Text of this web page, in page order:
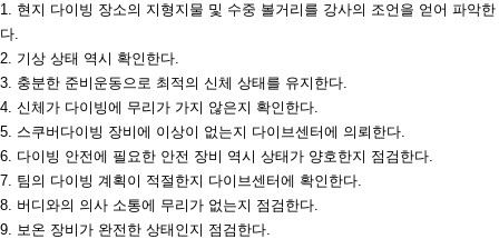
1. 현지 다이빙 장소의 지형지물 및 수중 볼거리를 강사의 조언을 얻어 파악한
다.
2. 기상 상태 역시 확인한다.
3. 충분한 준비운동으로 최적의 신체 상태를 유지한다.
4. 신체가 다이빙에 무리가 가지 않은지 확인한다.
5. 스쿠버다이빙 장비에 이상이 없는지 다이브센터에 의뢰한다.
6. 다이빙 안전에 필요한 안전 장비 역시 상태가 양호한지 점검한다.
7. 팀의 다이빙 계획이 적절한지 다이브센터에 확인한다.
8. 버디와의 의사 소통에 무리가 없는지 점검한다.
9. 보온 장비가 완전한 상태인지 점검한다.